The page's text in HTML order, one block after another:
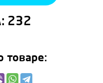
232
товаре: